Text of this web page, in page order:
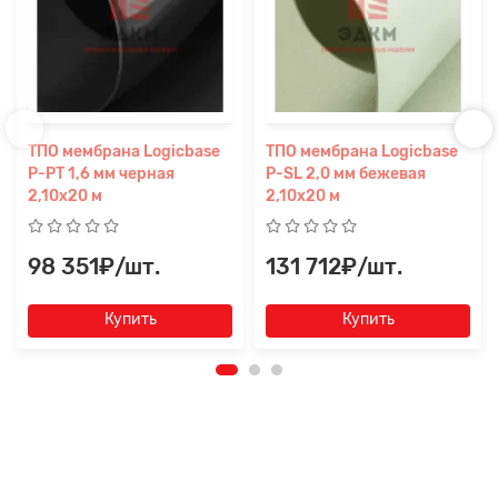
ТПО мембрана Logicbase
P-PT 1,6 мм черная
2,10x20 м
98 351₽/шт.
Купить
ТПО мембрана Logicbase
P-SL 2,0 мм бежевая
2,10x20 м
131 712₽/шт.
Купить